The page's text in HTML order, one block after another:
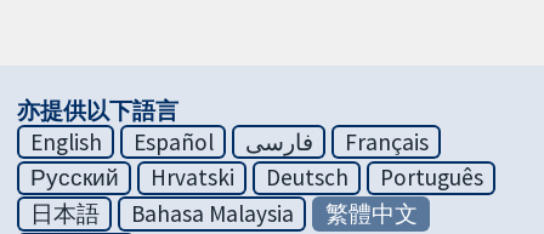
亦提供以下語言
English
Español فارسی
Français
Русский
Hrvatski Deutsch
Português
日本語
Bahasa Malaysia
繁體中文